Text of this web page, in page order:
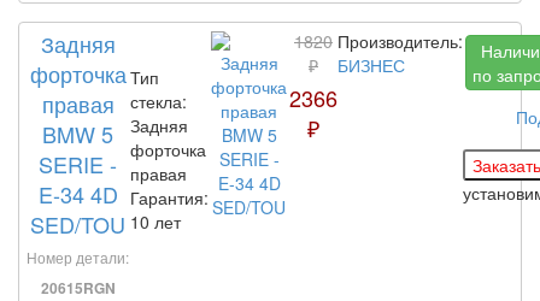
Задняя
форточка
правая
BMW 5
SERIE -
E-34 4D
SED/TOU
Номер детали:
20615RGN
Тип
стекла:
Задняя
форточка
правая
Гарантия:
10 лет
1820
₽
2366
₽
Производитель:
БИЗНЕС
по